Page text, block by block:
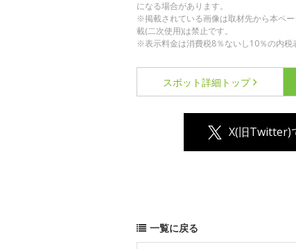
になる場合があります。
※掲載されている画像は取材先から本ペ
載(二次使用)は禁止です。
※表示料金は消費税8％ないし10％の内税
スポット詳細 トップ
X(旧Twitter)
一覧に戻る